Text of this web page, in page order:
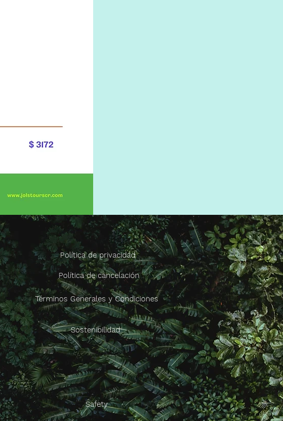
Política de privacidad
Política de cancelación
Términos Generales y Condiciones
Sostenibilidad
Safety